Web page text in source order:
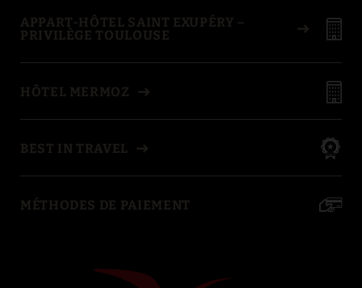
APPART-HÔTEL SAINT EXUPÉRY –
PRIVILÈGE TOULOUSE
HÔTEL MERMOZ
BEST IN TRAVEL
MÉTHODES DE PAIEMENT